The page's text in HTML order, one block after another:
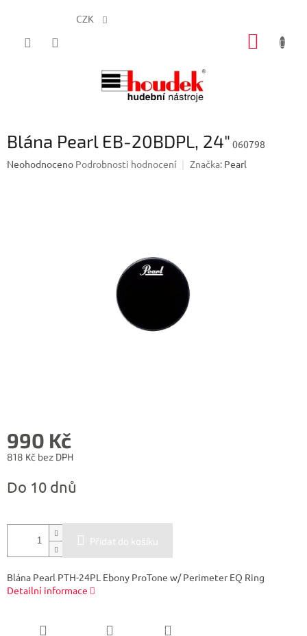
CZK
Blána Pearl EB-20BDPL, 24" 060798
Průměrné
Neohodnoceno Podrobnosti hodnocení Značka: Pearl
990 Kč
818 Kč bez DPH
cena:
Do 10 dnů
Přidat do košíku
Blána Pearl PTH-24PL Ebony ProTone w/ Perimeter EQ Ring
Detailní informace